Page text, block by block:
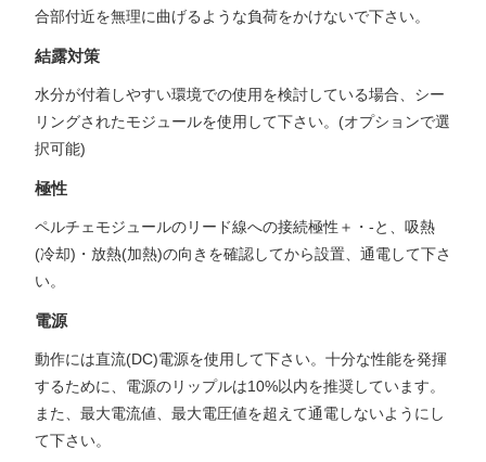
合部付近を無理に曲げるような負荷をかけないで下さい。
結露対策
水分が付着しやすい環境での使用を検討している場合、シー
リングされたモジュールを使用して下さい。(オプションで選
択可能)
極性
ペルチェモジュールのリード線への接続極性＋・-と、吸熱
(冷却)・放熱(加熱)の向きを確認してから設置、通電して下さ
い。
電源
動作には直流(DC)電源を使用して下さい。十分な性能を発揮
するために、電源のリップルは10%以内を推奨しています。
また、最大電流値、最大電圧値を超えて通電しないようにし
て下さい。